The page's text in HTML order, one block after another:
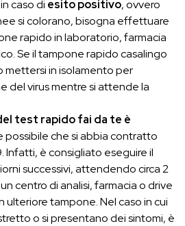
caso di esito positivo, ovvero
si colorano, bisogna effettuare
rapido in laboratorio, farmacia
Se il tampone rapido casalingo
mettersi in isolamento per
del virus mentre si attende la
test rapido fai da te è
possibile che si abbia contratto
Infatti, è consigliato eseguire il
successivi, attendendo circa 2
centro di analisi, farmacia o drive
ulteriore tampone. Nel caso in cui
o si presentano dei sintomi, è